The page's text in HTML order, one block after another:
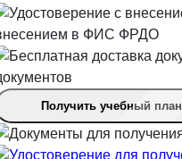
в ФИС ФРДО
Получить учебный план